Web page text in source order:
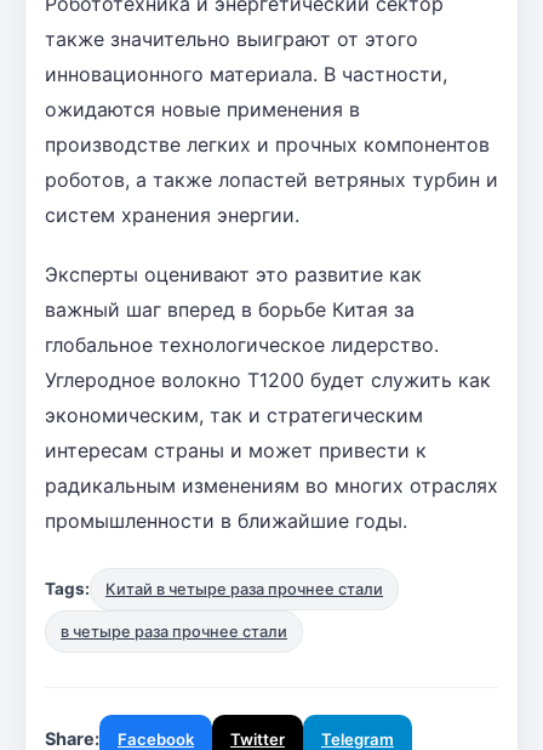
также значительно выиграют от этого
инновационного материала. В частности,
ожидаются новые применения в
производстве легких и прочных компонентов
роботов, а также лопастей ветряных турбин и
систем хранения энергии.
Эксперты оценивают это развитие как
важный шаг вперед в борьбе Китая за
глобальное технологическое лидерство.
Углеродное волокно T1200 будет служить как
экономическим, так и стратегическим
интересам страны и может привести к
радикальным изменениям во многих отраслях
промышленности в ближайшие годы.
Tags: Китай в четыре раза прочнее стали
в четыре раза прочнее стали
Share: Facebook Twitter Telegram